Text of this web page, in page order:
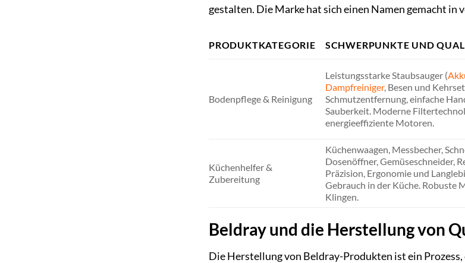
gestalten. Die Marke hat sich einen Namen gemacht in
PRODUKTKATEGORIE SCHWERPUNKTE UND
Bodenpflege & Reinigung
Leistungsstarke Staubsauger (
Dampfreiniger, Besen und
Schmutzentfernung, einfache
Sauberkeit. Moderne
energieeffiziente Motoren.
Küchenhelfer &
Zubereitung
Küchenwaagen, Messbecher,
Dosenöffner, Gemüseschneider,
Präzision, Ergonomie und
Gebrauch in der Küche. Robuste
Klingen.
Beldray und die Herstellung von
Die Herstellung von Beldray-Produkten ist ein